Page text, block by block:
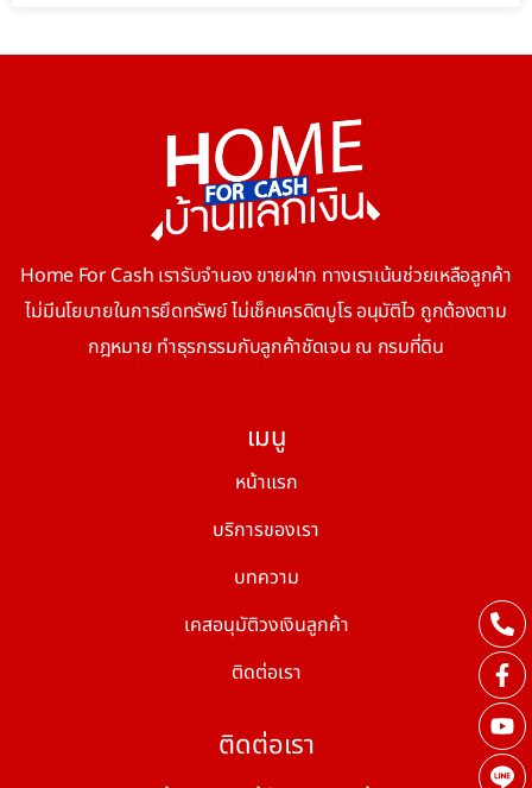
Home For Cash เรารับจำนอง ขายฝาก ทางเราเน้นช่วยเหลือลูกค้า
ไม่มีนโยบายในการยึดทรัพย์ ไม่เช็คเครดิตบูโร อนุมัติไว ถูกต้องตาม
กฎหมาย ทำธุรกรรมกับลูกค้าชัดเจน ณ กรมที่ดิน
เมนู
หน้าแรก
บริการของเรา
บทความ
เคสอนุมัติวงเงินลูกค้า
ติดต่อเรา
ติดต่อเรา